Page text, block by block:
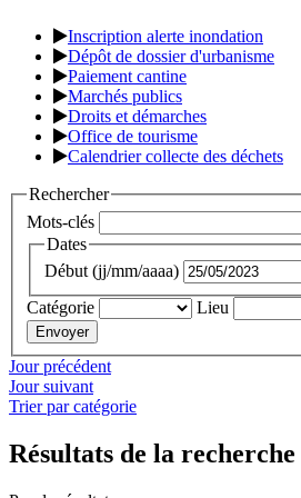
Inscription alerte inondation
Dépôt de dossier d'urbanisme
Paiement cantine
Marchés publics
Droits et démarches
Office de tourisme
Calendrier collecte des déchets
Rechercher
Mots-clés
Dates
Début (jj/mm/aaaa)
Catégorie
Lieu
Jour précédent
Jour suivant
Trier par catégorie
Résultats de la recherche